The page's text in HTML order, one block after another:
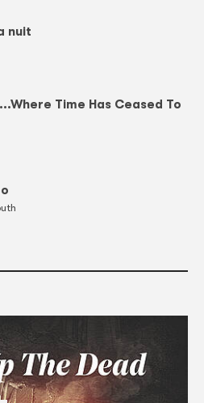
nuit
Time Has Ceased To